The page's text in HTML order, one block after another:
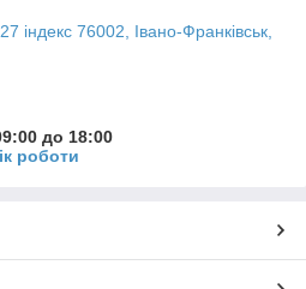
індекс 76002, Івано-Франківськ,
до 18:00
роботи